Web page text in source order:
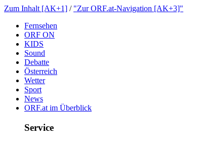
ZumInhalt[AK+1] / "ZurORF.at-Navigation[AK+3]"
Fernsehen
ORFON
KIDS
Sound
Debatte
Österreich
Wetter
Sport
News
ORF.atimÜberblick
Service